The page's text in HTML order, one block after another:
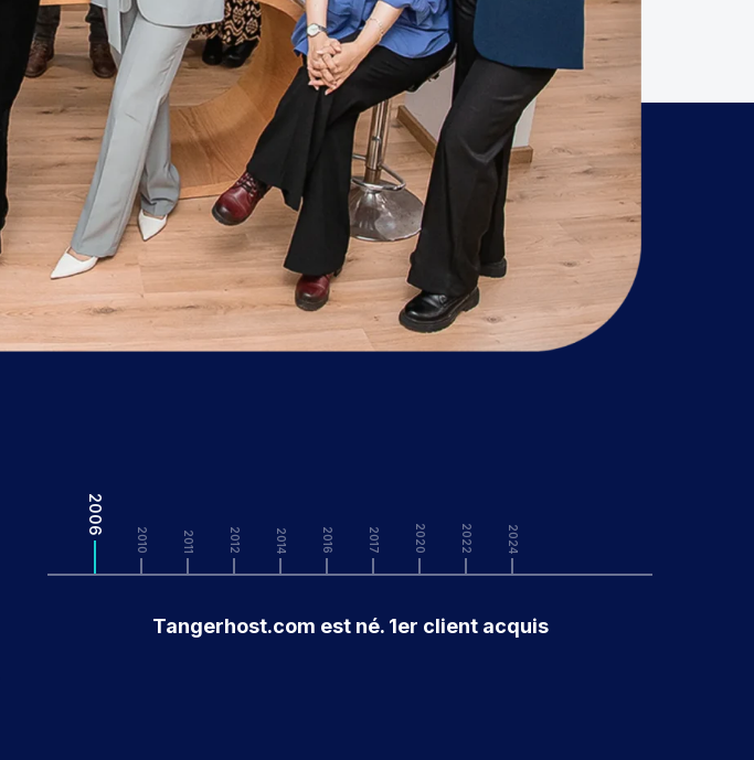
2006
2010 2011 2012 2014 2016 2017 2020 2022 2024
Tangerhost.com est né. 1er client acquis